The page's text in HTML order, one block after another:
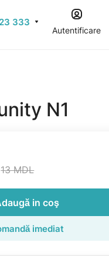
333
Autentificare
N1
13 MDL
in coş
imediat